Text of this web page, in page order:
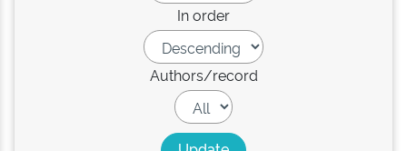
In order
Authors/record